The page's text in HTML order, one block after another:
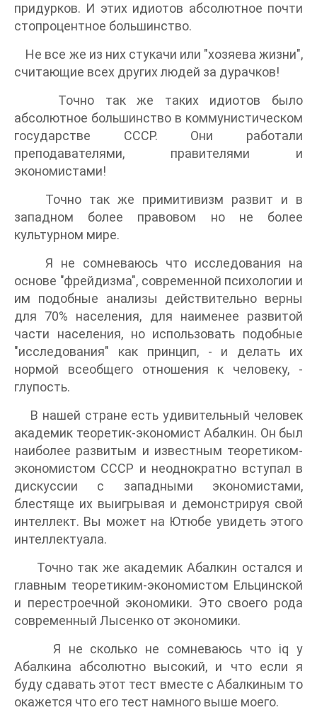
придурков. И этих идиотов абсолютное почти
стопроцентное большинство.
Не все же из них стукачи или "хозяева жизни",
считающие всех других людей за дурачков!
Точно так же таких идиотов было
абсолютное большинство в коммунистическом
государстве СССР. Они работали
преподавателями, правителями и
экономистами!
Точно так же примитивизм развит и в
западном более правовом но не более
культурном мире.
Я не сомневаюсь что исследования на
основе "фрейдизма", современной психологии и
им подобные анализы действительно верны
для 70% населения, для наименее развитой
части населения, но использовать подобные
"исследования" как принцип, - и делать их
нормой всеобщего отношения к человеку, -
глупость.
В нашей стране есть удивительный человек
академик теоретик-экономист Абалкин. Он был
наиболее развитым и известным теоретиком-
экономистом СССР и неоднократно вступал в
дискуссии с западными экономистами,
блестяще их выигрывая и демонстрируя свой
интеллект. Вы может на Ютюбе увидеть этого
интеллектуала.
Точно так же академик Абалкин остался и
главным теоретиким-экономистом Ельцинской
и перестроечной экономики. Это своего рода
современный Лысенко от экономики.
Я не сколько не сомневаюсь что iq у
Абалкина абсолютно высокий, и что если я
буду сдавать этот тест вместе с Абалкиным то
окажется что его тест намного выше моего.